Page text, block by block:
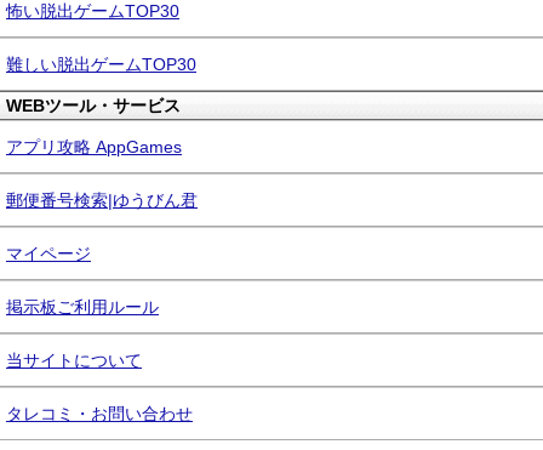
怖い脱出ゲームTOP30
難しい脱出ゲームTOP30
WEBツール・サービス
アプリ攻略 AppGames
郵便番号検索|ゆうびん君
マイページ
掲示板ご利用ルール
当サイトについて
タレコミ・お問い合わせ